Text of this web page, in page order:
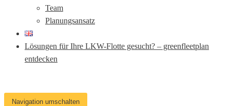
Team
Planungsansatz
Lösungen für Ihre LKW-Flotte gesucht? – greenfleetplan
entdecken
Navigation umschalten